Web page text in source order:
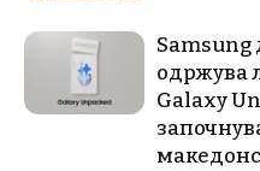
Samsung
одржува
Galaxy